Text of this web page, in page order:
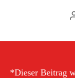
*Dieser Beitrag